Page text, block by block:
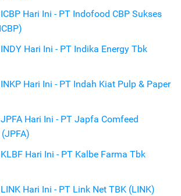
Hari Ini - PT Indofood CBP Sukses
Hari Ini - PT Indika Energy Tbk
Hari Ini - PT Indah Kiat Pulp & Paper
Hari Ini - PT Japfa Comfeed
Hari Ini - PT Kalbe Farma Tbk
Hari Ini - PT Link Net TBK (LINK)